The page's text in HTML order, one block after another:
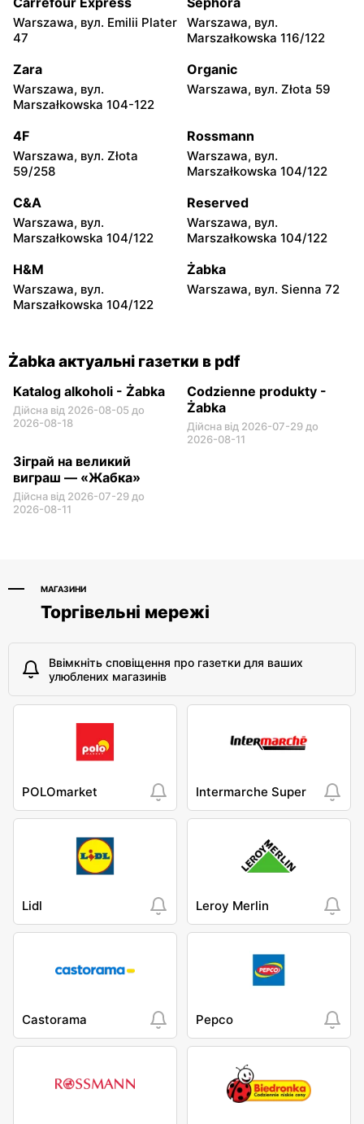
Żabka
Grzybowska 2
Żabka
Żabka
Chałubińskiego 8
Żabka
73
Żabka
Grzybowska 4
Żabka
41/43
Żabka Żabka
Żabka
Warszawa, вул. Prosta 2/14
Żabka
Warszawa, вул. Emilii Plater
47
Warszawa, вул.
Marszałkowska 116/122
Zara
Warszawa, вул.
Marszałkowska 104-122
Organic
Warszawa, вул. Złota 59
4F
Warszawa, вул. Złota
59/258
Rossmann
Warszawa, вул.
Marszałkowska 104/122
C&A
Warszawa, вул.
Marszałkowska 104/122
Reserved
Warszawa, вул.
Marszałkowska 104/122
H&M
Warszawa, вул.
Marszałkowska 104/122
Żabka
Warszawa, вул. Sienna 72
Żabka актуальні газетки в pdf
Katalog alkoholi - Żabka
Дійсна від 2026-08-05 до
2026-08-18
Codzienne produkty -
Żabka
Дійсна від 2026-07-29 до
2026-08-11
Зіграй на великий
виграш — «Жабка»
Дійсна від 2026-07-29 до
2026-08-11
МАГАЗИНИ
Торгівельні мережі
Ввімкніть сповіщення про газетки для ваших
улюблених магазинів
POLOmarket Intermarche Super
Lidl Leroy Merlin
Castorama Pepco